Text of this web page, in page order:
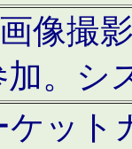
像撮
。シ
ケット